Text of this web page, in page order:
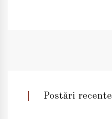
Postări recente